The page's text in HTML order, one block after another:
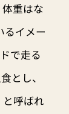
重はな
るイメー
で走る
とし、
呼ばれ